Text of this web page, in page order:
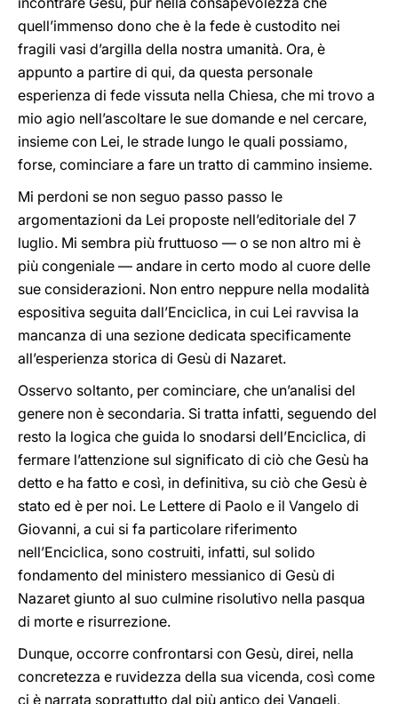
quell’immenso dono che è la fede è custodito nei
fragili vasi d’argilla della nostra umanità. Ora, è
appunto a partire di qui, da questa personale
esperienza di fede vissuta nella Chiesa, che mi trovo a
mio agio nell’ascoltare le sue domande e nel cercare,
insieme con Lei, le strade lungo le quali possiamo,
forse, cominciare a fare un tratto di cammino insieme.
Mi perdoni se non seguo passo passo le
argomentazioni da Lei proposte nell’editoriale del 7
luglio. Mi sembra più fruttuoso — o se non altro mi è
più congeniale — andare in certo modo al cuore delle
sue considerazioni. Non entro neppure nella modalità
espositiva seguita dall’Enciclica, in cui Lei ravvisa la
mancanza di una sezione dedicata specificamente
all’esperienza storica di Gesù di Nazaret.
Osservo soltanto, per cominciare, che un’analisi del
genere non è secondaria. Si tratta infatti, seguendo del
resto la logica che guida lo snodarsi dell’Enciclica, di
fermare l’attenzione sul significato di ciò che Gesù ha
detto e ha fatto e così, in definitiva, su ciò che Gesù è
stato ed è per noi. Le Lettere di Paolo e il Vangelo di
Giovanni, a cui si fa particolare riferimento
nell’Enciclica, sono costruiti, infatti, sul solido
fondamento del ministero messianico di Gesù di
Nazaret giunto al suo culmine risolutivo nella pasqua
di morte e risurrezione.
Dunque, occorre confrontarsi con Gesù, direi, nella
concretezza e ruvidezza della sua vicenda, così come
ci è narrata soprattutto dal più antico dei Vangeli,